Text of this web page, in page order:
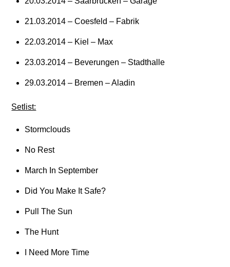
21.03.2014 – Coesfeld – Fabrik
22.03.2014 – Kiel – Max
23.03.2014 – Beverungen – Stadthalle
29.03.2014 – Bremen – Aladin
Setlist:
Stormclouds
No Rest
March In September
Did You Make It Safe?
Pull The Sun
The Hunt
I Need More Time